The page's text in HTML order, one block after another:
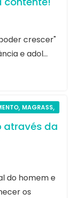
crescer"
e adol...
, MAGRASS,
através da
do homem e
os